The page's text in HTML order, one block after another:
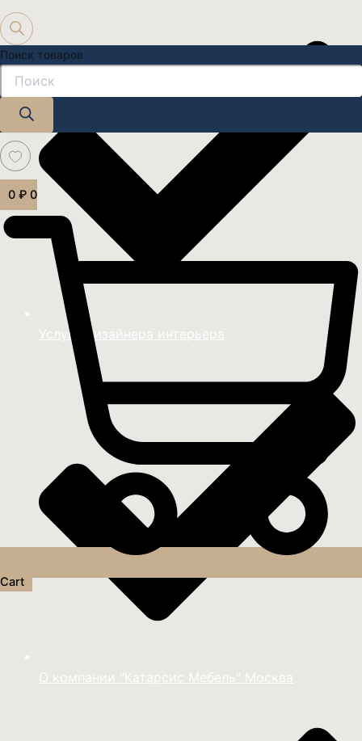
Поиск товаров
0 ₽ 0
Cart
Услуги дизайнера интерьера
О компании "Катарсис Мебель" Москва